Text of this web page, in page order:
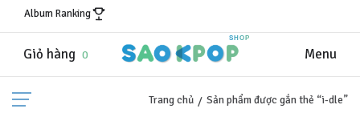
Album Ranking
Giỏ hàng 0
SHOP
Menu
Trang chủ / Sản phẩm được gắn thẻ “i-dle”